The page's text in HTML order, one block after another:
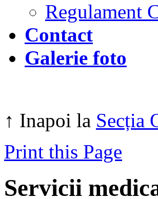
Regulament
Contact
Galerie foto
↑ Inapoi la Secția
Print this Page
Servicii